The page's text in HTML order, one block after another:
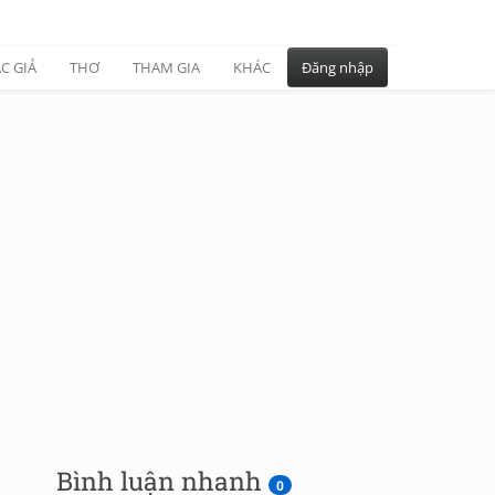
GIẢ THƠ THAM GIA KHÁC Đăng nhập
Bình luận nhanh 0